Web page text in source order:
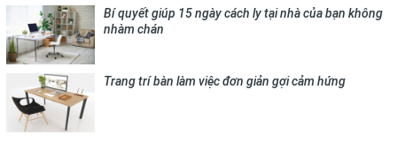
Bí quyết giúp 15 ngày cách ly tại nhà của bạn không
nhàm chán
Trang trí bàn làm việc đơn giản gợi cảm hứng